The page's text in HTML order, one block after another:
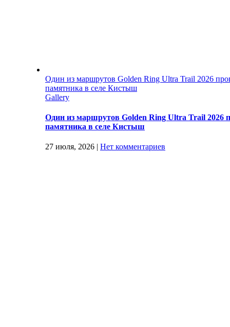
Один из маршрутов Golden Ring Ultra Trail 2026
памятника в селе Кистыш
Gallery
Один из маршрутов Golden Ring Ultra Trail 2026
памятника в селе Кистыш
27 июля, 2026 | Нет комментариев